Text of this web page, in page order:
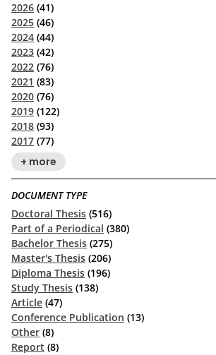
2026 (41)
2025 (46)
2024 (44)
2023 (42)
2022 (76)
2021 (83)
2020 (76)
2019 (122)
2018 (93)
2017 (77)
+ more
DOCUMENT TYPE
Doctoral Thesis (516)
Part of a Periodical (380)
Bachelor Thesis (275)
Master's Thesis (206)
Diploma Thesis (196)
Study Thesis (138)
Article (47)
Conference Publication (13)
Other (8)
Report (8)